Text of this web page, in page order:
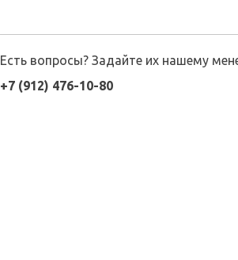
Есть вопросы? Задайте их нашему
+7 (912) 476-10-80